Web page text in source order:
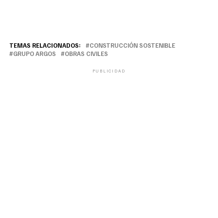
TEMAS RELACIONADOS:
CONSTRUCCIÓN SOSTENIBLE
GRUPO ARGOS
OBRAS CIVILES
PUBLICIDAD